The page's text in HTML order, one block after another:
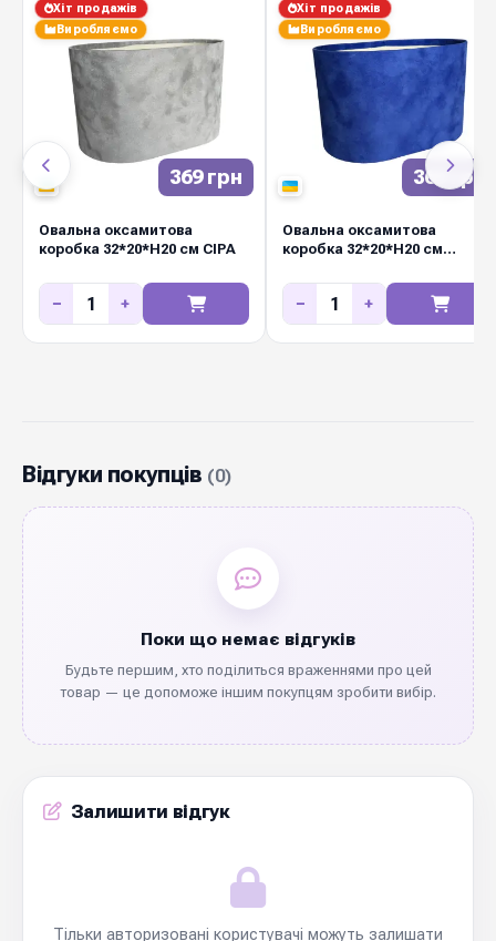
враження та підкресліть ексклюзивність
ваших товарів з розкішними оксамитовими
овальними коробками від Diamond Pack.
369 грн
Хіт продажів
Виробляємо
Овальна оксамитова
коробка 32*20*Н20 см СІРА
− +
369 грн
Хіт продажів
Виробляємо
Овальна оксамитова
коробка 32*20*Н20 см
− +
Відгуки покупців (0)
Поки що немає відгуків
Будьте першим, хто поділиться враженнями про цей
товар — це допоможе іншим покупцям зробити вибір.
Залишити відгук
Тільки авторизовані користувачі можуть залишати